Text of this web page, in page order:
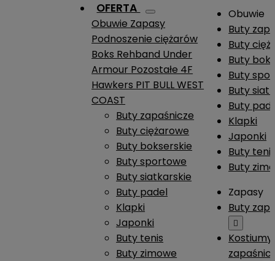
OFERTA
Obuwie Zapasy
Podnoszenie ciężarów
Boks Rehband Under
Armour Pozostałe 4F
Hawkers PIT BULL WEST
COAST
Buty zapaśnicze
Buty ciężarowe
Buty bokserskie
Buty sportowe
Buty siatkarskie
Buty padel
Klapki
Japonki
Buty tenis
Buty zimowe
Obuwie
Buty
Buty
Buty
Buty
Buty
Buty
Klapki
Japonki
Buty
Buty
Zapasy
Buty

Kostiumy